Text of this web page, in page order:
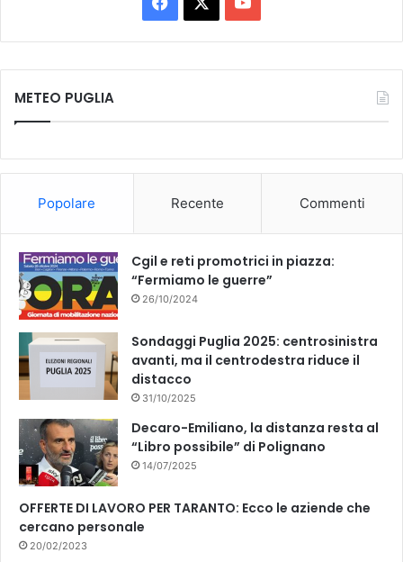
a
c
k
o
u
METEO PUGLIA
Popolare Recente Commenti
Cgil e reti promotrici in piazza:
“Fermiamo le guerre”
26/10/2024
Sondaggi Puglia 2025: centrosinistra
avanti, ma il centrodestra riduce il
distacco
31/10/2025
Decaro-Emiliano, la distanza resta al
“Libro possibile” di Polignano
14/07/2025
OFFERTE DI LAVORO PER TARANTO: Ecco le aziende che
cercano personale
20/02/2023